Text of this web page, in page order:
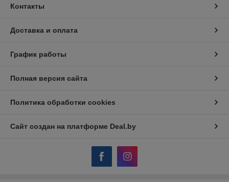
Контакты
Доставка и оплата
График работы
Полная версия сайта
Политика обработки cookies
Сайт создан на платформе Deal.by